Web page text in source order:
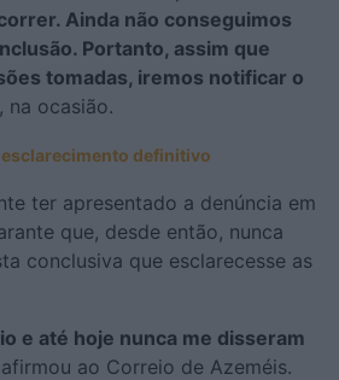
Ainda não conseguimos
Portanto, assim que
tomadas, iremos notificar o
na ocasião.
definitivo
ter apresentado a denúncia em
que, desde então, nunca
conclusiva que esclarecesse as
e até hoje nunca me disseram
afirmou ao Correio de Azeméis.